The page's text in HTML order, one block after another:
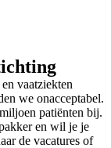
vaatziekten
we onacceptabel.
patiënten bij.
en wil je je
de vacatures of